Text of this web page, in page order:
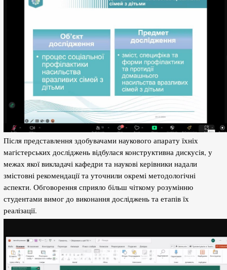
Після представлення здобувачами наукового апарату їхніх
магістерських досліджень відбулася конструктивна дискусія, у
межах якої викладачі кафедри та наукові керівники надали
змістовні рекомендації та уточнили окремі методологічні
аспекти. Обговорення сприяло більш чіткому розумінню
студентами вимог до виконання досліджень та етапів їх
реалізації.